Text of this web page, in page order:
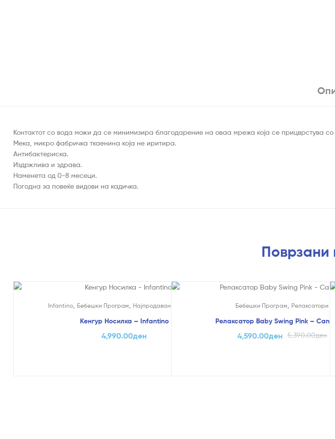
Контактот со вода можи да се минимизира благодарение на оваа мрежа која се прицврстува
Мека, микро фабричка ткаенина која не иритира.
Антибактериска.
Издржлива и здрава.
Наменета од 0-8 месеци.
Погодна за повеќе видови на кадичка.
Поврзани
Infantino, Бебешки Програм Најпродавано
Кенгур Носилка – Infantino
4,990.00ден
Бебешки Програм Релаксатори
Релаксатор Baby Swing Pink –
5,390.00ден
4,590.00ден